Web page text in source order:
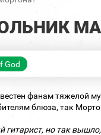
God
фанам тяжелой
блюза, так
гитарист, но так